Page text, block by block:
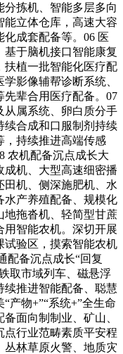
拣机、智能多层多向
能立体仓库，高速大容
成套配备等。06 医
于脑机接口智能康复
扶植一批智能化医疗配
影像辅帮诊断系统、
辈合用医疗配备。07
从属系统、卵白质分手
续合成和口服制剂持续
，持续推进高端传感
农机配备沉点成长大
机、大型高速细密播
机、侧深施肥机、水
水产养殖配备、规模化
地拖沓机、轻简型甘蔗
智能农机。深切开展
试验区，摸索智能农机
配备沉点成长“回复
取市域列车、磁悬浮
续推进智能配备、聪慧
产物+”“系统+”全生命
面向制制业、矿山、
行业范畴素质平安程
丛林草原火警、地质灾